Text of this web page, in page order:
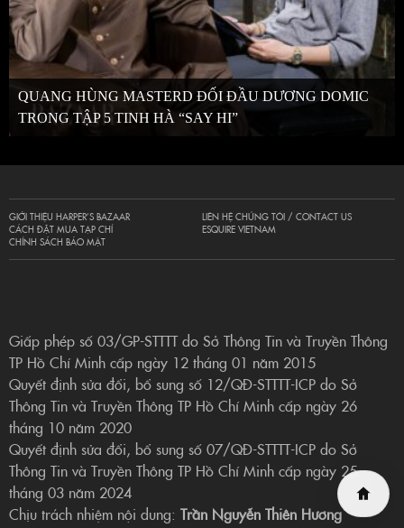
QUANG HÙNG MASTERD ĐỐI ĐẦU DƯƠNG DOMIC
TRONG TẬP 5 TINH HÀ “SAY HI”
GIỚI THIỆU HARPER’S BAZAAR
CÁCH ĐẶT MUA TẠP CHÍ
CHÍNH SÁCH BẢO MẬT
LIÊN HỆ CHÚNG TÔI / CONTACT US
ESQUIRE VIETNAM
Giấp phép số 03/GP-STTTT do Sở Thông Tin và Truyền Thông
TP Hồ Chí Minh cấp ngày 12 tháng 01 năm 2015
Quyết định sửa đổi, bổ sung số 12/QĐ-STTTT-ICP do Sở
Thông Tin và Truyền Thông TP Hồ Chí Minh cấp ngày 26
tháng 10 năm 2020
Quyết định sửa đổi, bổ sung số 07/QĐ-STTTT-ICP do Sở
Thông Tin và Truyền Thông TP Hồ Chí Minh cấp ngày 25
tháng 03 năm 2024
Chịu trách nhiệm nội dung: Trần Nguyễn Thiên Hương